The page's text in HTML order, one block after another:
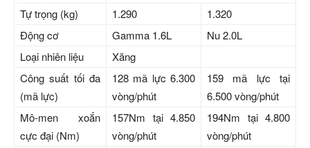
Tự trọng (kg) 1.290
1.320
Động cơ
Gamma 1.6L
Nu 2.0L
Loại nhiên liệu
Xăng
Công suất tối đa
(mã lực)
128 mã lực 6.300
vòng/phút
159 mã lực tại
6.500 vòng/phút
Mô-men xoắn
cực đại (Nm)
157Nm tại 4.850
vòng/phút
194Nm tại 4.800
vòng/phút